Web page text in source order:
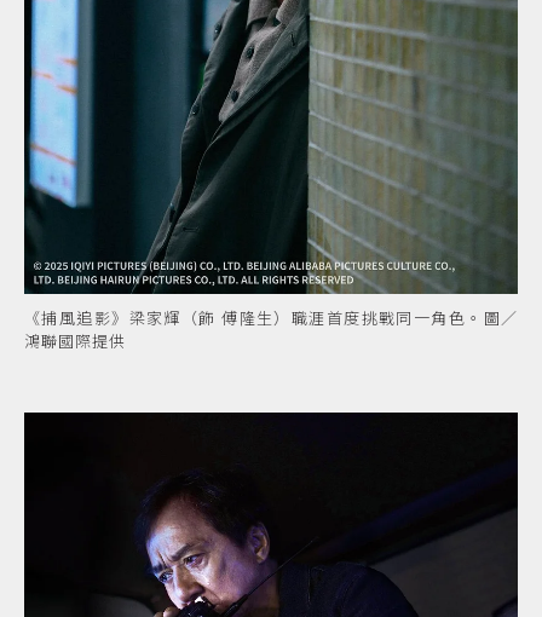
《捕風追影》梁家輝（飾 傅隆生）職涯首度挑戰同一角色。圖／
鴻聯國際提供